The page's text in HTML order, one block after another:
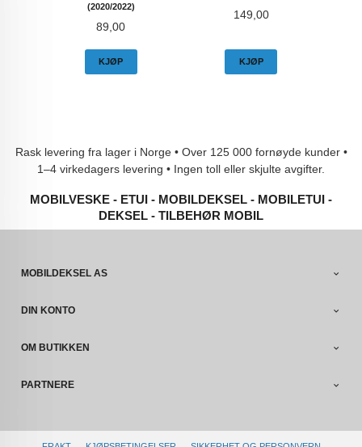
(2020/2022)
Pris
89,00
KJØP
Pris
149,00
KJØP
Rask levering fra lager i Norge • Over 125 000 fornøyde kunder •
1–4 virkedagers levering • Ingen toll eller skjulte avgifter.
MOBILVESKE - ETUI - MOBILDEKSEL - MOBILETUI -
DEKSEL - TILBEHØR MOBIL
MOBILDEKSEL AS
DIN KONTO
OM BUTIKKEN
PARTNERE